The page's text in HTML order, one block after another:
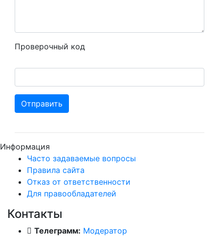
Проверочный код
Отправить
Информация
Часто задаваемые вопросы
Правила сайта
Отказ от ответственности
Для правообладателей
Контакты
Телеграмм: Модератор